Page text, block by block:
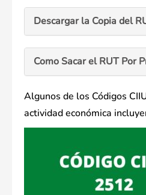
Descargar la Copia del
Como Sacar el RUT Por
Algunos de los Códigos
actividad económica